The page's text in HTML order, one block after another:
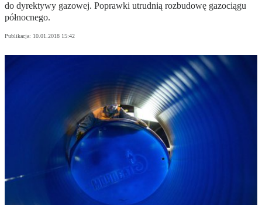
do dyrektywy gazowej. Poprawki utrudnią rozbudowę gazociągu
północnego.
Publikacja: 10.01.2018 15:42